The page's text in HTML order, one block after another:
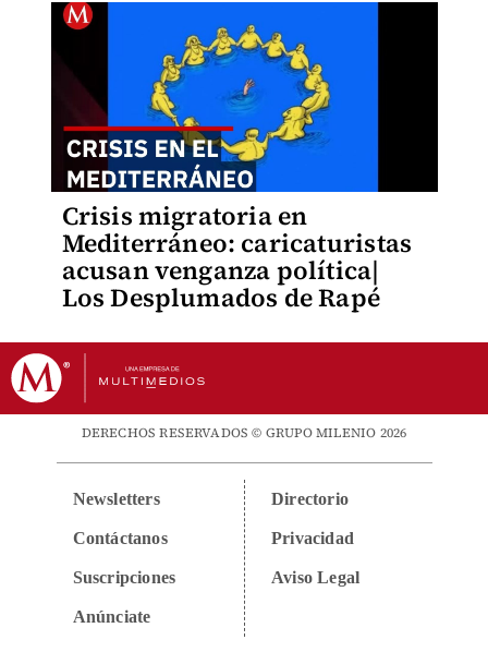
Crisis migratoria en
Mediterráneo: caricaturistas
acusan venganza política|
Los Desplumados de Rapé
DERECHOS RESERVADOS © GRUPO MILENIO 2026
Newsletters
Contáctanos
Suscripciones
Anúnciate
Directorio
Privacidad
Aviso Legal